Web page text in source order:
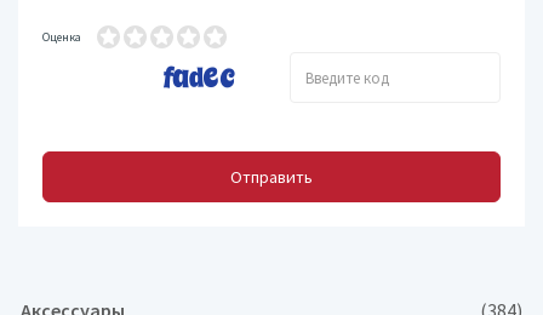
Оценка
Отправить